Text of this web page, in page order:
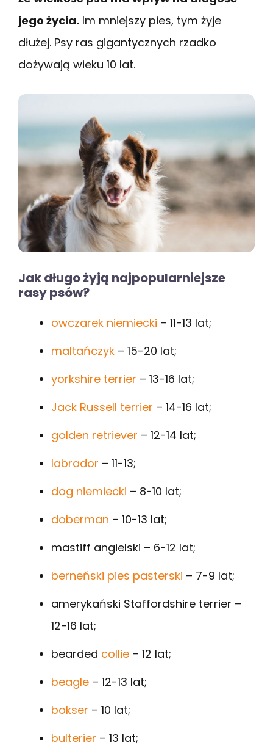
jego życia. Im mniejszy pies, tym żyje
dłużej. Psy ras gigantycznych rzadko
dożywają wieku 10 lat.
Jak długo żyją najpopularniejsze
rasy psów?
owczarek niemiecki – 11-13 lat;
maltańczyk – 15-20 lat;
yorkshire terrier – 13-16 lat;
Jack Russell terrier – 14-16 lat;
golden retriever – 12-14 lat;
labrador – 11-13;
dog niemiecki – 8-10 lat;
doberman – 10-13 lat;
mastiff angielski – 6-12 lat;
berneński pies pasterski – 7-9 lat;
amerykański Staffordshire terrier –
12-16 lat;
bearded collie – 12 lat;
beagle – 12-13 lat;
bokser – 10 lat;
bulterier – 13 lat;